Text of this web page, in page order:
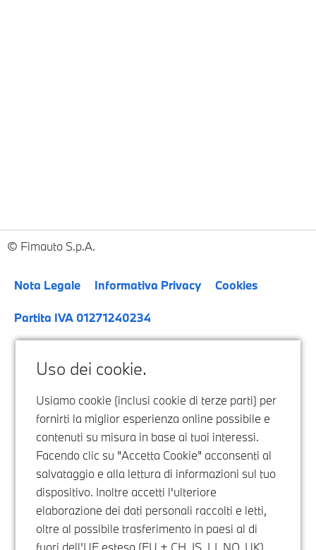
Uso dei cookie.
Usiamo cookie (inclusi cookie di terze parti) per
fornirti la miglior esperienza online possibile e
contenuti su misura in base ai tuoi interessi.
Facendo clic su "Accetta Cookie" acconsenti al
salvataggio e alla lettura di informazioni sul tuo
dispositivo. Inoltre accetti l'ulteriore
elaborazione dei dati personali raccolti e letti,
oltre al possibile trasferimento in paesi al di
fuori dell'UE estesa (EU + CH, IS, LI, NO, UK),
Fimauto S.p.A.
Nota Legale Informativa Privacy Cookies
Partita IVA 01271240234